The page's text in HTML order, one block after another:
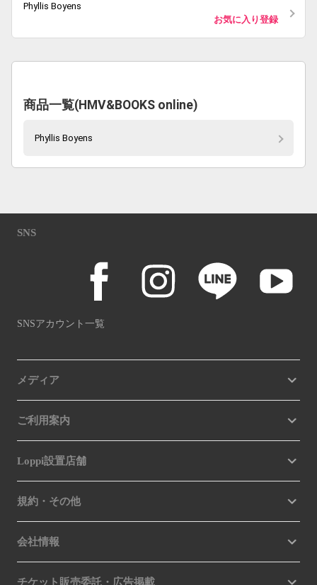
Phyllis Boyens
お気に入り登録
商品一覧(HMV&BOOKS online)
Phyllis Boyens
SNS
SNSアカウント一覧
メディア
ご利用案内
Loppi設置店舗
規約・その他
会社情報
チケット販売委託・広告掲載